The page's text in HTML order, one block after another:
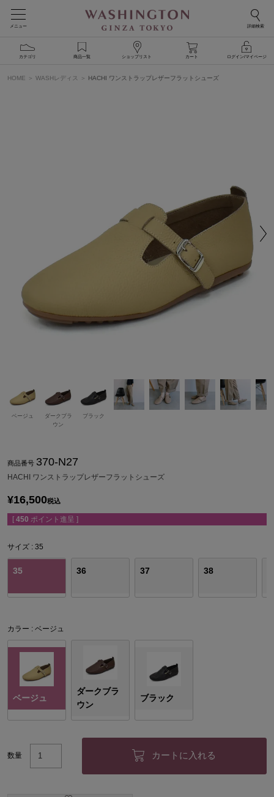
メニュー 詳細検索
カテゴリ 商品一覧 ショップリスト カート ログイン/マイページ
HOME WASHレディス HACHI ワンストラップレザーフラットシューズ
ベージュ
ダークブラ
ウン
ブラック
商品番号 370-N27
HACHI ワンストラップレザーフラットシューズ
¥16,500税込
[ 450 ポイント進呈 ]
サイズ 35
35 36 37 38
カラー ベージュ
ベージュ
ダークブラ
ウン
ブラック
数量 カートに入れる